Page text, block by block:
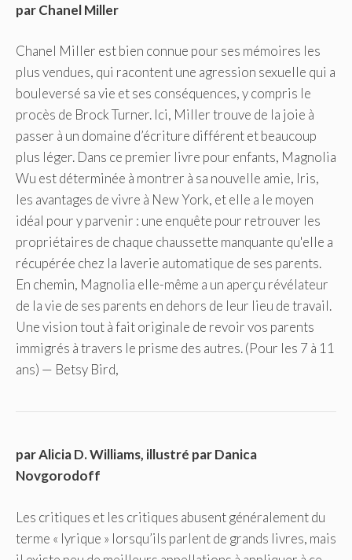
par Chanel Miller
Chanel Miller est bien connue pour ses mémoires les
plus vendues, qui racontent une agression sexuelle qui a
bouleversé sa vie et ses conséquences, y compris le
procès de Brock Turner. Ici, Miller trouve de la joie à
passer à un domaine d’écriture différent et beaucoup
plus léger. Dans ce premier livre pour enfants, Magnolia
Wu est déterminée à montrer à sa nouvelle amie, Iris,
les avantages de vivre à New York, et elle a le moyen
idéal pour y parvenir : une enquête pour retrouver les
propriétaires de chaque chaussette manquante qu'elle a
récupérée chez la laverie automatique de ses parents.
En chemin, Magnolia elle-même a un aperçu révélateur
de la vie de ses parents en dehors de leur lieu de travail.
Une vision tout à fait originale de revoir vos parents
immigrés à travers le prisme des autres. (Pour les 7 à 11
ans) — Betsy Bird,
par Alicia D. Williams, illustré par Danica
Novgorodoff
Les critiques et les critiques abusent généralement du
terme « lyrique » lorsqu’ils parlent de grands livres, mais